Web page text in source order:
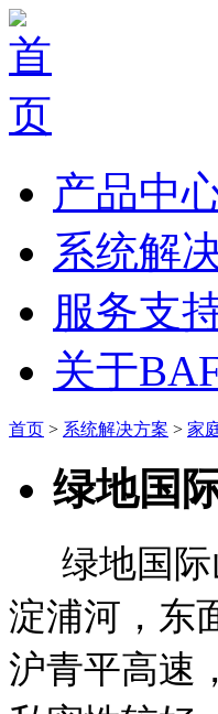
产品中
系统解
服务支
关于
首页 > 系统解决方案 > 家
绿地国
绿地国
淀浦河，东
沪青平高速